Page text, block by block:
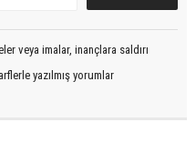
veya imalar, inançlara saldırı
yazılmış yorumlar